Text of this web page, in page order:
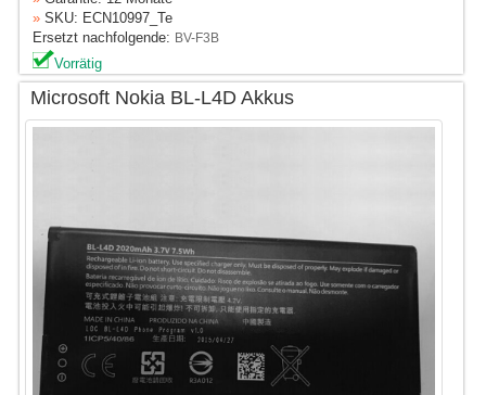
» SKU: ECN10997_Te
Ersetzt nachfolgende: BV-F3B
Vorrätig
Microsoft Nokia BL-L4D Akkus